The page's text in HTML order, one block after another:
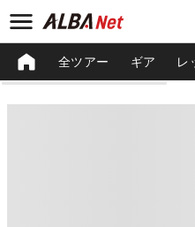
全ツアー ギア レ